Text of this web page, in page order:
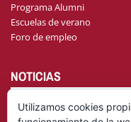
Programa Alumni
Escuelas de verano
Foro de empleo
NOTICIAS
Utilizamos cookies